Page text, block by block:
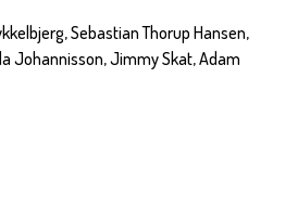
Sebastian Thorup Hansen,
Johannisson, Jimmy Skat, Adam